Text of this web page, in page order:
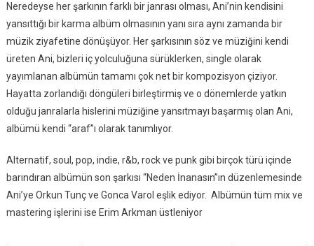
Neredeyse her şarkının farklı bir janrası olması, Ani’nin kendisini
yansıttığı bir karma albüm olmasının yanı sıra aynı zamanda bir
müzik ziyafetine dönüşüyor. Her şarkısının söz ve müziğini kendi
üreten Ani, bizleri iç yolculuğuna sürüklerken, single olarak
yayımlanan albümün tamamı çok net bir kompozisyon çiziyor.
Hayatta zorlandığı döngüleri birleştirmiş ve o dönemlerde yatkın
olduğu janralarla hislerini müziğine yansıtmayı başarmış olan Ani,
albümü kendi “araf”ı olarak tanımlıyor.
Alternatif, soul, pop, indie, r&b, rock ve punk gibi birçok türü içinde
barındıran albümün son şarkısı “Neden İnanasın”ın düzenlemesinde
Ani’ye Orkun Tunç ve Gonca Varol eşlik ediyor. Albümün tüm mix ve
mastering işlerini ise Erim Arkman üstleniyor